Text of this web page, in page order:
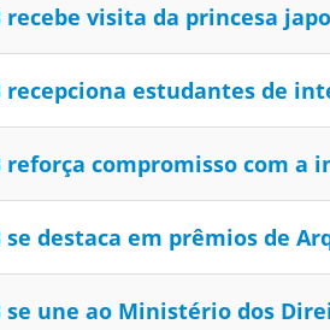
recebe visita da princesa
recepciona estudantes de
reforça compromisso com a
se destaca em prêmios de
se une ao Ministério dos